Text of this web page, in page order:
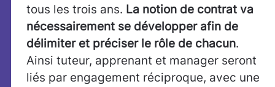
tous les trois ans. La notion de contrat va
nécessairement se développer afin de
délimiter et préciser le rôle de chacun.
Ainsi tuteur, apprenant et manager seront
liés par engagement réciproque, avec une